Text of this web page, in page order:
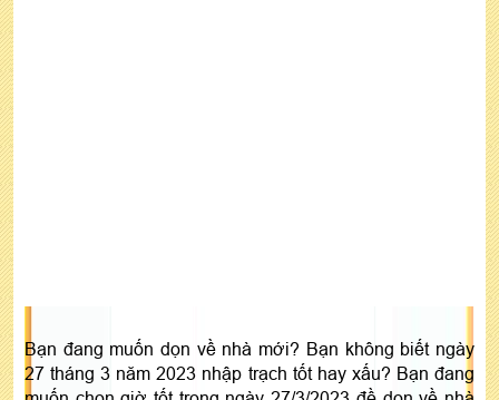
Bạn đang muốn dọn về nhà mới? Bạn không biết ngày
27 tháng 3 năm 2023 nhập trạch tốt hay xấu? Bạn đang